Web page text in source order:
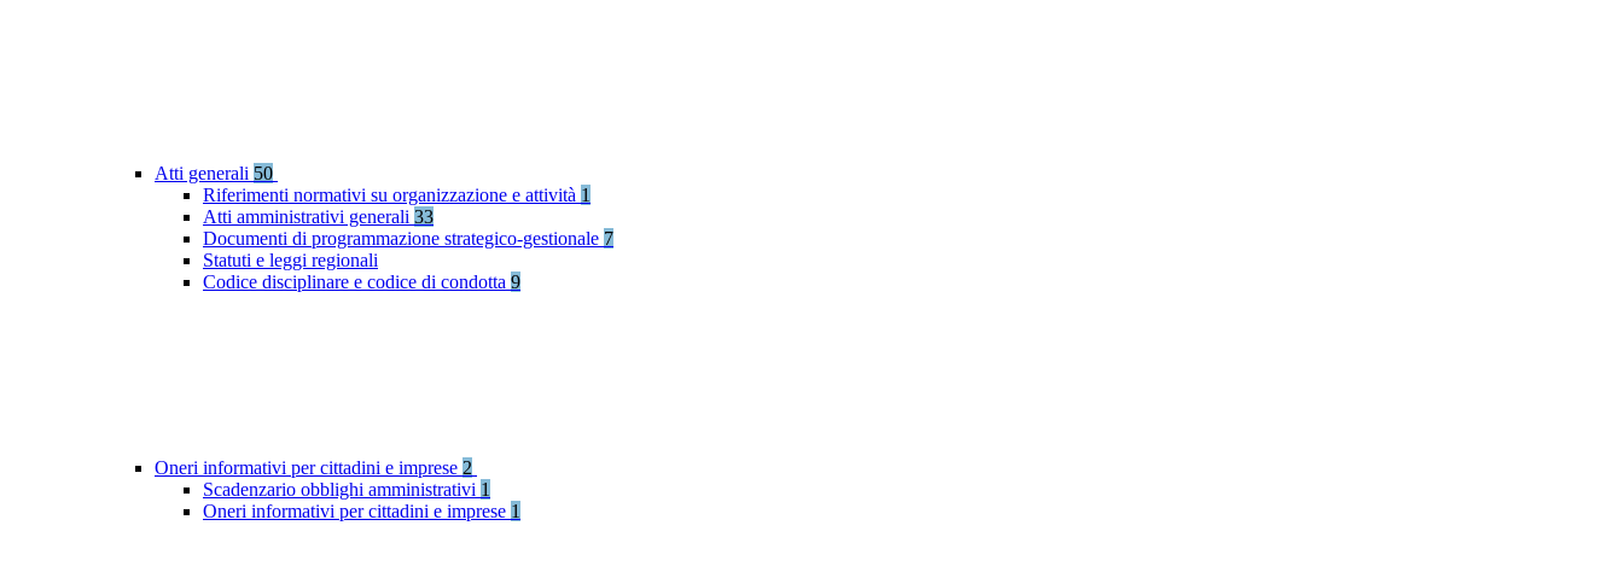
Atti generali 50
Riferimenti normativi su organizzazione e attività 1
Atti amministrativi generali 33
Documenti di programmazione strategico-gestionale 7
Statuti e leggi regionali
Codice disciplinare e codice di condotta 9
Oneri informativi per cittadini e imprese 2
Scadenzario obblighi amministrativi 1
Oneri informativi per cittadini e imprese 1